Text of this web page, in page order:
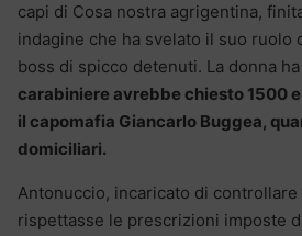
capi di Cosa nostra agrigentina,
indagine che ha svelato il suo ruolo
boss di spicco detenuti. La donna
carabiniere avrebbe chiesto 1500
il capomafia Giancarlo Buggea,
domiciliari.
Antonuccio, incaricato di controllare
rispettasse le prescrizioni imposte